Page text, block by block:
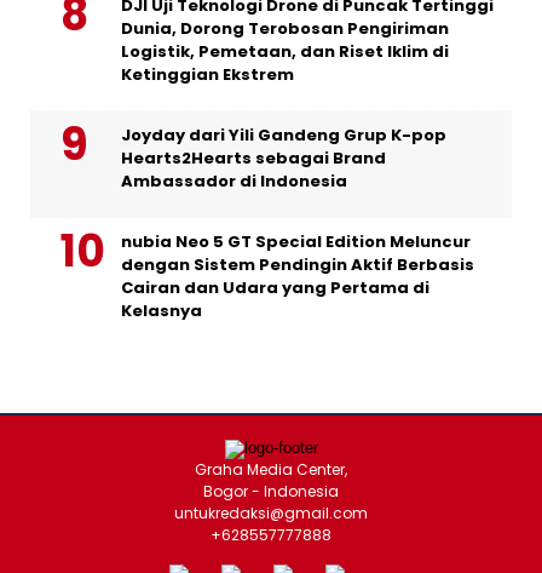
DJI Uji Teknologi Drone di Puncak Tertinggi
Dunia, Dorong Terobosan Pengiriman
Logistik, Pemetaan, dan Riset Iklim di
Ketinggian Ekstrem
Joyday dari Yili Gandeng Grup K-pop
Hearts2Hearts sebagai Brand
Ambassador di Indonesia
nubia Neo 5 GT Special Edition Meluncur
dengan Sistem Pendingin Aktif Berbasis
Cairan dan Udara yang Pertama di
Kelasnya
Graha Media Center,
Bogor - Indonesia
untukredaksi@gmail.com
+628557777888